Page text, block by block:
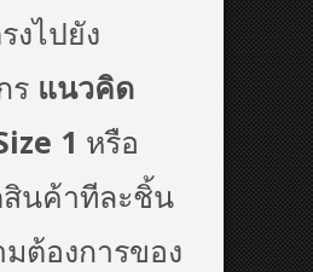
งไปยัง
ร แนวคิด
1 หรือ
นค้าทีละชิ้น
ต้องการของ